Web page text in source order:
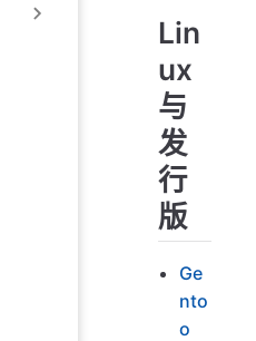
Lin
ux
与
发
行
版
Ge
nto
o